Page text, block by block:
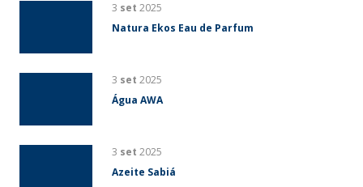
3 set 2025
Natura Ekos Eau de Parfum
3 set 2025
Água AWA
3 set 2025
Azeite Sabiá